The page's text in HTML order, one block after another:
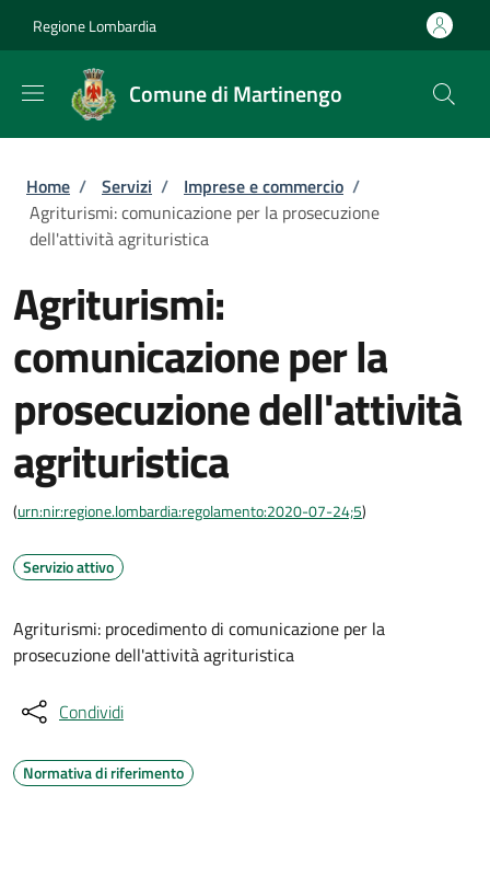
Regione Lombardia
Comune di Martinengo
Briciole di pane
Home / Servizi / Imprese e commercio /
Agriturismi: comunicazione per la prosecuzione
dell'attività agrituristica
Agriturismi:
comunicazione per la
prosecuzione dell'attività
agrituristica
(urn:nir:regione.lombardia:regolamento:2020-07-24;5)
Servizio attivo
Agriturismi: procedimento di comunicazione per la
prosecuzione dell'attività agrituristica
Condividi
Normativa di riferimento